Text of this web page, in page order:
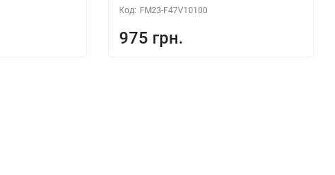
Код: FM23-F47V10100
975 грн.